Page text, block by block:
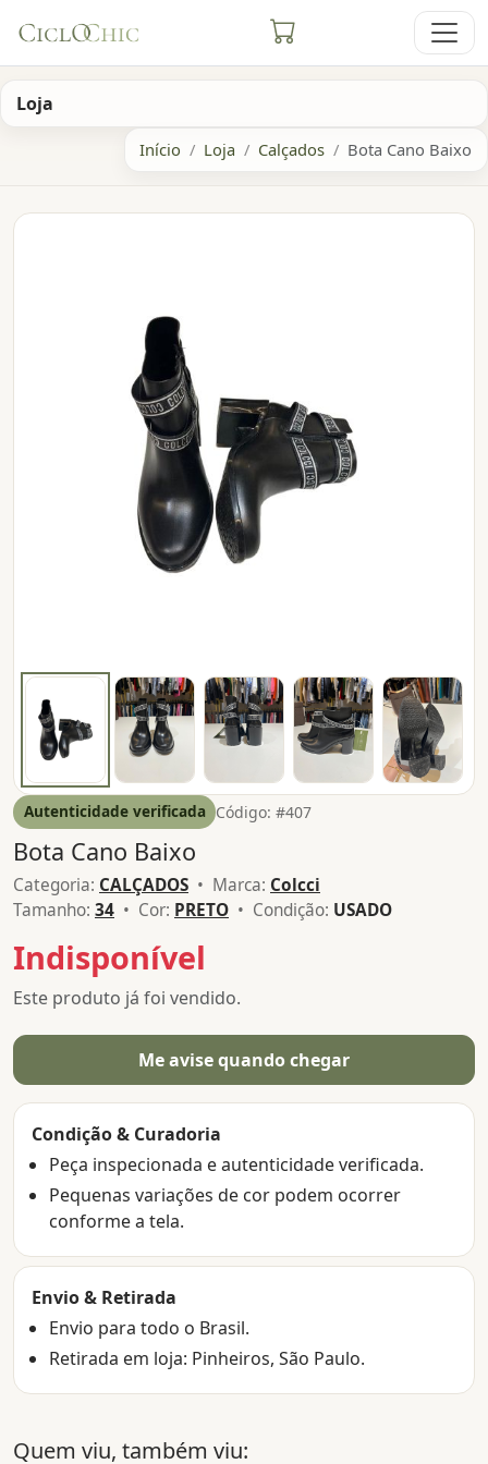
Loja
Início Loja Calçados Bota Cano Baixo
Autenticidade verificada Código: #407
Bota Cano Baixo
Categoria: CALÇADOS • Marca: Colcci
Tamanho: 34 • Cor: PRETO • Condição: USADO
Indisponível
Este produto já foi vendido.
Me avise quando chegar
Condição & Curadoria
Peça inspecionada e autenticidade verificada.
Pequenas variações de cor podem ocorrer
conforme a tela.
Envio & Retirada
Envio para todo o Brasil.
Retirada em loja: Pinheiros, São Paulo.
Quem viu, também viu: